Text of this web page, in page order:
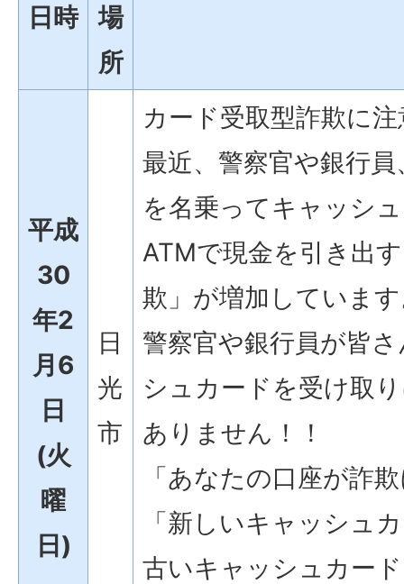
日時
場
所
平成
30
年2
月6
日
(火
曜
日)
日
光
市
カード受取型詐欺に
最近、警察官や銀行
を名乗ってキャッシ
ATMで現金を引き出
欺」が増加していま
警察官や銀行員が皆
シュカードを受け取
ありません！！
「あなたの口座が詐
「新しいキャッシュ
古いキャッシュカー